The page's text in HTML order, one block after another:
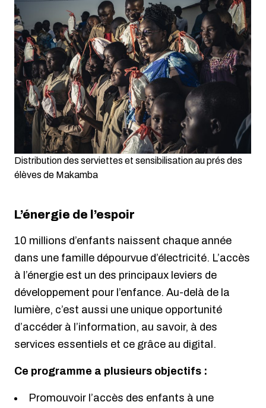
Distribution des serviettes et sensibilisation au prés des
élèves de Makamba
L’énergie de l’espoir
10 millions d’enfants naissent chaque année
dans une famille dépourvue d’électricité. L’accès
à l’énergie est un des principaux leviers de
développement pour l’enfance. Au-delà de la
lumière, c’est aussi une unique opportunité
d’accéder à l’information, au savoir, à des
services essentiels et ce grâce au digital.
Ce programme a plusieurs objectifs :
Promouvoir l’accès des enfants à une